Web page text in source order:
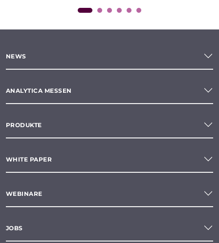
NEWS
ANALYTICA MESSEN
PRODUKTE
WHITE PAPER
WEBINARE
JOBS